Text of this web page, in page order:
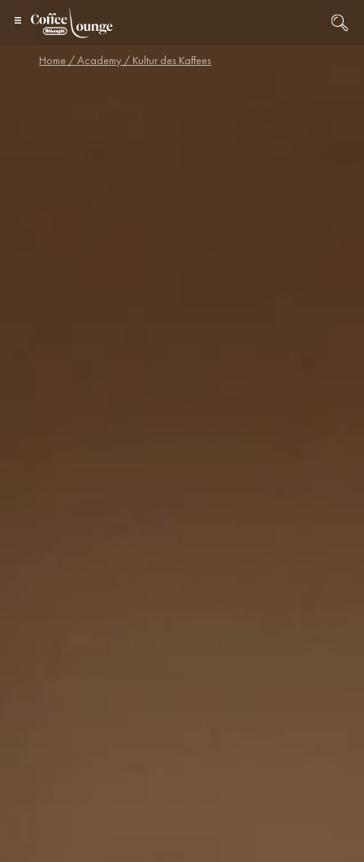
Home /Academy / Kultur des Kaffees